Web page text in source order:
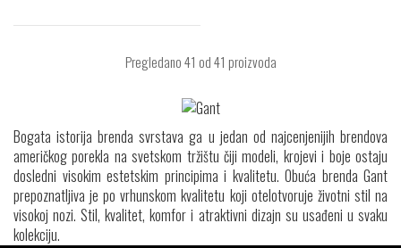
Pregledano41 od 41 proizvoda
Bogata istorija brenda svrstava ga u jedan od najcenjenijih brendova
američkog porekla na svetskom tržištu čiji modeli, krojevi i boje ostaju
dosledni visokim estetskim principima i kvalitetu. Obuća brenda Gant
prepoznatljiva je po vrhunskom kvalitetu koji otelotvoruje životni stil na
visokoj nozi. Stil, kvalitet, komfor i atraktivni dizajn su usađeni u svaku
kolekciju.